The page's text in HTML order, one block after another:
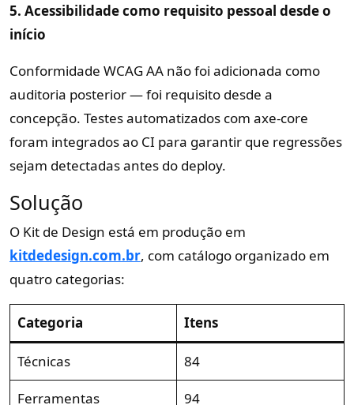
5. Acessibilidade como requisito pessoal desde o
início
Conformidade WCAG AA não foi adicionada como
auditoria posterior — foi requisito desde a
concepção. Testes automatizados com axe-core
foram integrados ao CI para garantir que regressões
sejam detectadas antes do deploy.
Solução
O Kit de Design está em produção em
kitdedesign.com.br, com catálogo organizado em
quatro categorias:
Categoria Itens
Técnicas 84
Ferramentas 94